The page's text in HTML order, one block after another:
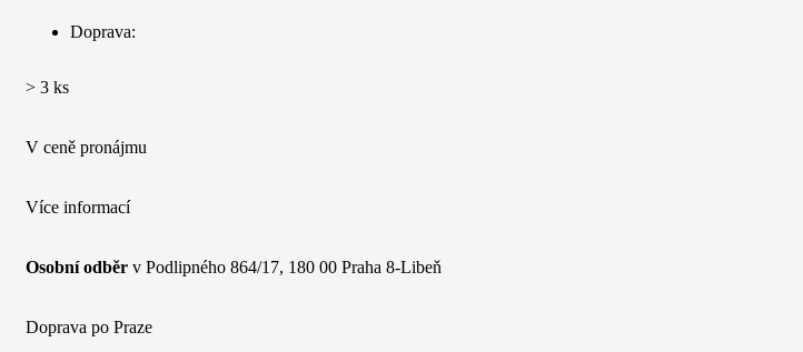
Doprava:
> 3 ks
V ceně pronájmu
Více informací
Osobní odběr v Podlipného 864/17, 180 00 Praha 8-Libeň
Doprava po Praze